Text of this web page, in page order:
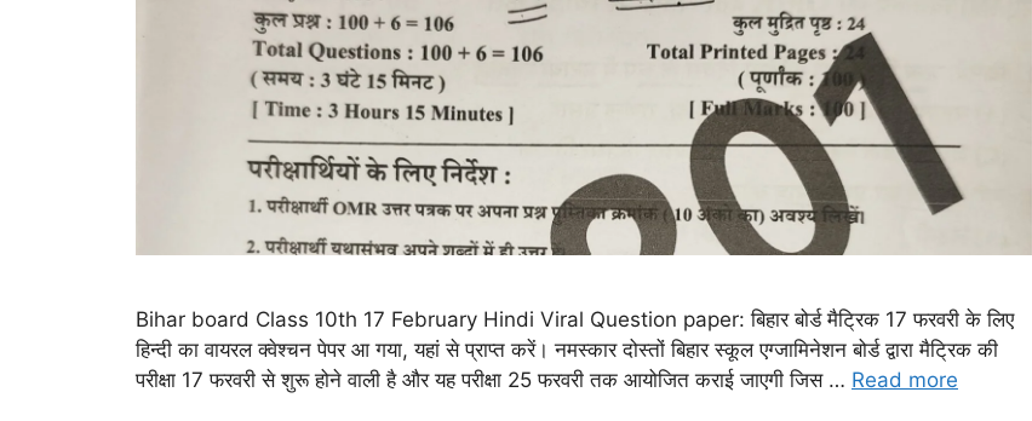
Bihar board Class 10th 17 February Hindi Viral Question paper: बिहार बोर्ड मैट्रिक 17 फरवरी के लिए
हिन्दी का वायरल क्वेश्चन पेपर आ गया, यहां से प्राप्त करें। नमस्कार दोस्तों बिहार स्कूल एग्जामिनेशन बोर्ड द्वारा मैट्रिक की
परीक्षा 17 फरवरी से शुरू होने वाली है और यह परीक्षा 25 फरवरी तक आयोजित कराई जाएगी जिस … Read more